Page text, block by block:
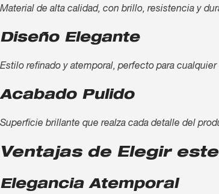
Material de alta calidad, con brillo, resistencia y
Diseño Elegante
Estilo refinado y atemporal, perfecto para cualquier
Acabado Pulido
Superficie brillante que realza cada detalle del
Ventajas de Elegir
Elegancia Atemporal